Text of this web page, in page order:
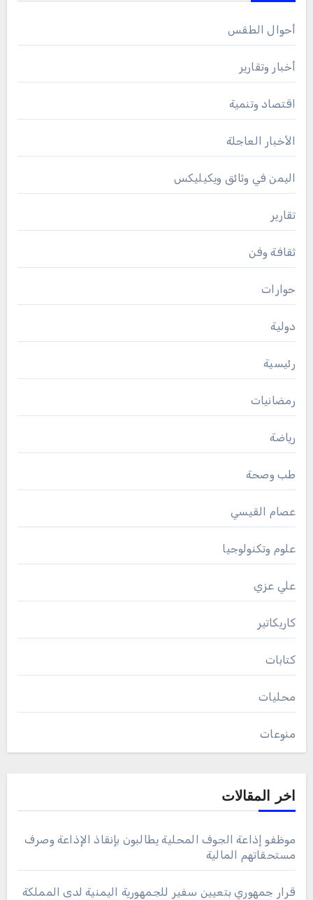
أحوال الطقس
أخبار وتقارير
اقتصاد وتنمية
الأخبار العاجلة
اليمن في وثائق ويكيليكس
تقارير
ثقافة وفن
حوارات
دولية
رئيسية
رمضانيات
رياضة
طب وصحة
عصام القيسي
علوم وتكنولوجيا
علي عزي
كاريكاتير
كتابات
محليات
منوعات
اخر المقالات
موظفو إذاعة الجوف المحلية يطالبون بإنقاذ الإذاعة وصرف
مستحقاتهم المالية
قرار جمهوري بتعيين سفير للجمهورية اليمنية لدى المملكة